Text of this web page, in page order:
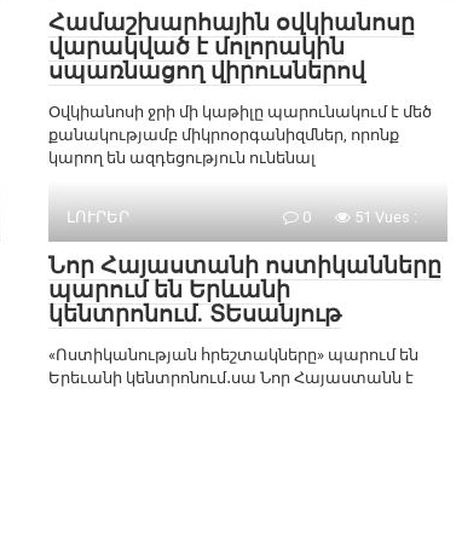
Համաշխարհային օվկիանոսը
վարակված է մոլորակին
սպառնացող վիրուսներով
Օվկիանոսի ջրի մի կաթիլը պարունակում է մեծ
քանակությամբ միկրոօրգանիզմներ, որոնք
կարող են ազդեցություն ունենալ
ԼՈՒՐԵՐ 0 51 Vues :
Նոր Հայաստանի ոստիկանները
պարում են Երևանի
կենտրոնում. ՏԵսանյութ
«Ոստիկանության հրեշտակները» պարում են
Երեւանի կենտրոնում․սա Նոր Հայաստանն է